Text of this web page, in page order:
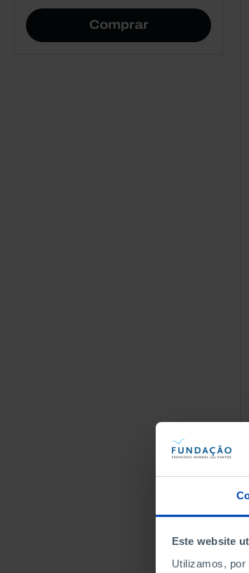
Este website
Utilizamos,
Comprar